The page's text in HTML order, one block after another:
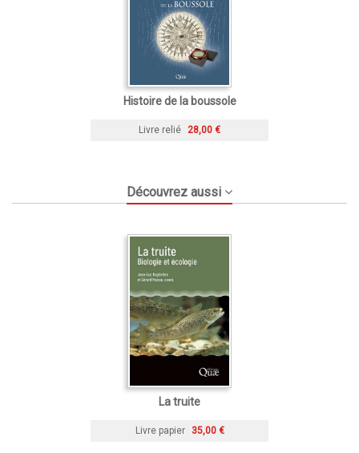
Histoire de la boussole
Livre relié 28,00 €
Découvrez aussi
La truite
Livre papier 35,00 €